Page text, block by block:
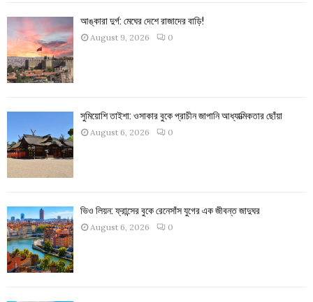
আঙ্কারা দুর্গ: মেঘের দেশে রাজাদের বাড়ি!
August 9, 2026 0
সুমিয়োশি তাইশা: ওসাকার বুকে প্রাচীন জাপানি আধ্যাত্মিকতার ছোঁয়া
August 6, 2026 0
ভিও লিয়ন: ফ্রান্সের বুকে রেনেসাঁস যুগের এক জীবন্ত জাদুঘর
August 6, 2026 0